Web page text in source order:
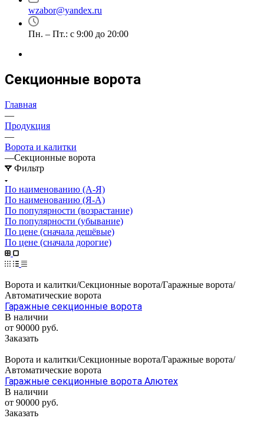
wzabor@yandex.ru
Пн. – Пт.: с 9:00 до 20:00
Секционные ворота
Главная
—
Продукция
—
Ворота и калитки
—Секционные ворота
Фильтр
По наименованию (А-Я)
По наименованию (Я-А)
По популярности (возрастание)
По популярности (убывание)
По цене (сначала дешёвые)
По цене (сначала дорогие)
Ворота и калитки/Секционные ворота/Гаражные ворота/
Автоматические ворота
Гаражные секционные ворота
В наличии
от 90000 руб.
Заказать
Ворота и калитки/Секционные ворота/Гаражные ворота/
Автоматические ворота
Гаражные секционные ворота Алютех
В наличии
от 90000 руб.
Заказать